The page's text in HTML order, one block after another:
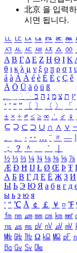
北京 을 입력
시면 됩니다.
ㅥ ㅦ ㅧ ㅨ ㅩ ㅪ ㅫ
ㅺ ㅻ ㅼ ㅽ ㅾ ㅿ ㆀ
Α Β ΓΔ Ε Ζ Η Θ Ι Κ
θ ι κ λ μ ν ξ ο π ρ σ τ
á à Á À é è É È ç Ç ê
Ä Ö Ü ä ö ü ß
ִֶֹ ֻּ ׁׂ ץ ת צ מ נ ה ב
‘ ’ “ ” 〔 〕 〈 〉 「
± × ÷ ≠ ≤ ≥ ∞ ∴ ♂ ♀
⊆ ⊇ ⊂ ⊃ ∪ ∩ ∧ ∨
、
。 · ‥ … ¨ 〃 ―
；
？ ＾ ｀
½ ⅓ ⅔ ¼ ¾ ⅛ ⅜ ⅝ ⅞
Æ Ð Ħ Ĳ Ł Ø Œ Þ Ŧ
А Б В Г Д Е Ё Ж З И
Ы Ь Э Ю Я а б в г д
ы ь э ю я
′ ″ ℃ Å ￠ ￡ ￥ ¤ ℉
㎙ ㎚ ㎛ ㎜ ㎝ ㎞ ㎟
㎱ ㎲ ㎳ ㎴ ㎵ ㎶ ㎷
㎒ ㎓ ㎔ Ω ㏀ ㏁ ㎊
㏃ ㏉ ㏜ ㏆